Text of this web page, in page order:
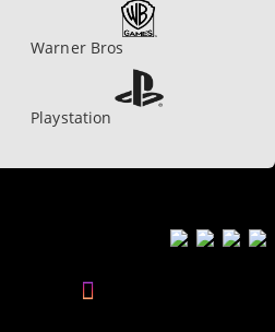
Warner Bros
Playstation